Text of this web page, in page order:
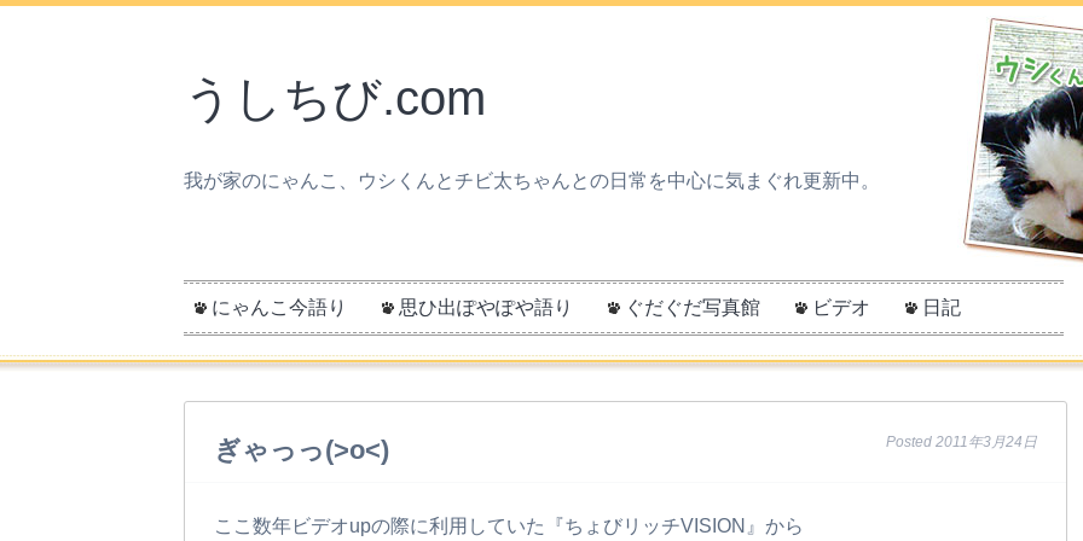
うしちび.com
我が家のにゃんこ、ウシくんとチビ太ちゃんとの日常を中心に気まぐれ更新中。
にゃんこ今語り 思ひ出ぽやぽや語り ぐだぐだ写真館 ビデオ 日記
ぎゃっっ(>o<) Posted 2011年3月24日
ここ数年ビデオupの際に利用していた『ちょびリッチVISION』から